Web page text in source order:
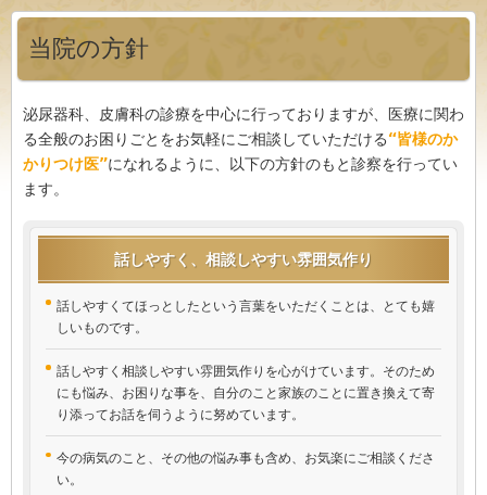
当院の方針
泌尿器科、皮膚科の診療を中心に行っておりますが、医療に関わ
る全般のお困りごとをお気軽にご相談していただける“皆様のか
かりつけ医”になれるように、以下の方針のもと診察を行ってい
ます。
話しやすく、相談しやすい雰囲気作り
話しやすくてほっとしたという言葉をいただくことは、とても嬉
しいものです。
話しやすく相談しやすい雰囲気作りを心がけています。そのため
にも悩み、お困りな事を、自分のこと家族のことに置き換えて寄
り添ってお話を伺うように努めています。
今の病気のこと、その他の悩み事も含め、お気楽にご相談くださ
い。